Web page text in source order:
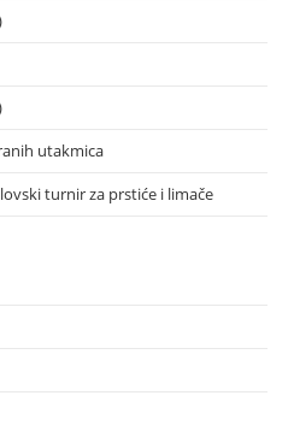
utakmica
turnir za prstiće i limače